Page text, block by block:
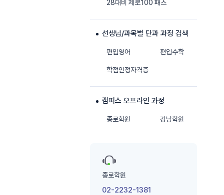
28대비 제로100 패스
선생님/과목별 단과 과정 검색
편입영어 편입수학
학점인정자격증
캠퍼스 오프라인 과정
종로학원 강남학원
종로학원
02-2232-1381